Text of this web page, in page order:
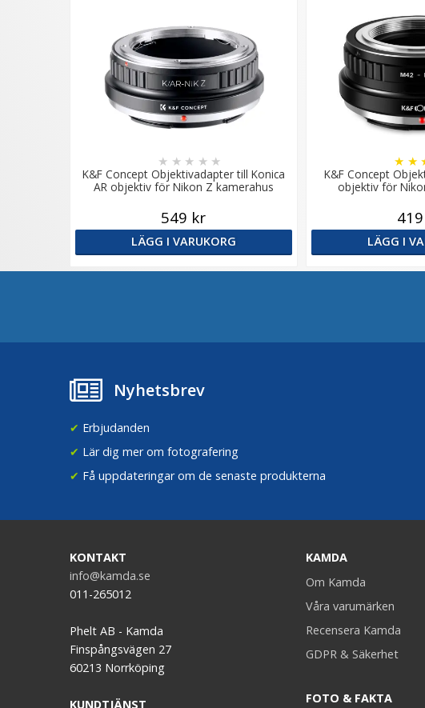
K&F Concept Objektivadapter till Konica
AR objektiv för Nikon Z kamerahus
★ ★ ★ ★ ★
549 kr
LÄGG I VARUKORG
K&F Concept
objektiv för
★ ★
LÄGG I
Nyhetsbrev
✔ Erbjudanden
✔ Lär dig mer om fotografering
✔ Få uppdateringar om de senaste produkterna
KONTAKT
info@kamda.se
011-265012
Phelt AB - Kamda
Finspångsvägen 27
60213 Norrköping
KUNDTJÄNST
KAMDA
Om Kamda
Våra varumärken
Recensera Kamda
GDPR & Säkerhet
FOTO & FAKTA